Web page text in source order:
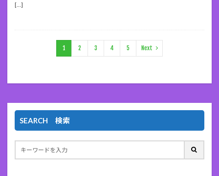
[…]
1 2 3 4 5 Next
SEARCH 検索